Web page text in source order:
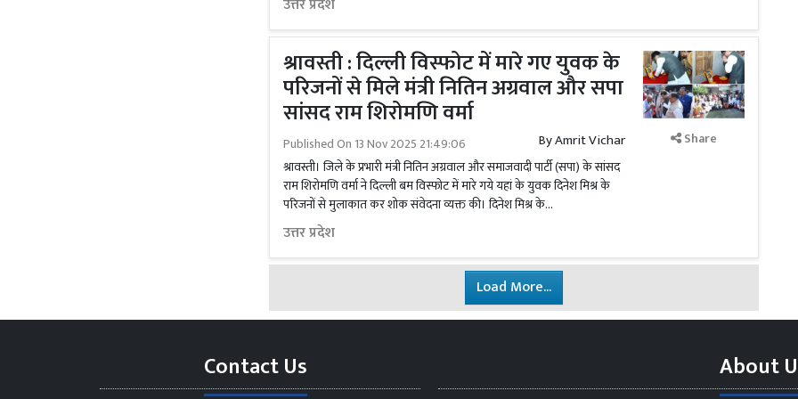
उत्तर प्रदेश
श्रावस्ती : दिल्ली विस्फोट में मारे गए युवक के
परिजनों से मिले मंत्री नितिन अग्रवाल और सपा
सांसद राम शिरोमणि वर्मा
Published On 13 Nov 2025 21:49:06 ByAmrit Vichar
श्रावस्ती। जिले के प्रभारी मंत्री नितिन अग्रवाल और समाजवादी पार्टी (सपा) के सांसद
राम शिरोमणि वर्मा ने दिल्ली बम विस्फोट में मारे गये यहां के युवक दिनेश मिश्र के
परिजनों से मुलाकात कर शोक संवेदना व्यक्त की। दिनेश मिश्र के...
उत्तर प्रदेश
Share
Load More...
Contact Us About